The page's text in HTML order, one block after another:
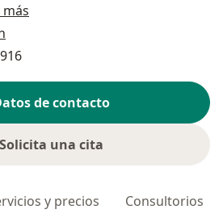
de contacto
Solicita una cita
y precios Consultorios